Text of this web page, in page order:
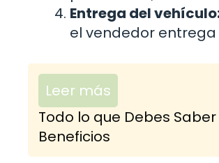
Entrega del
el vendedor
Leer más
Todo lo que Debes
Beneficios